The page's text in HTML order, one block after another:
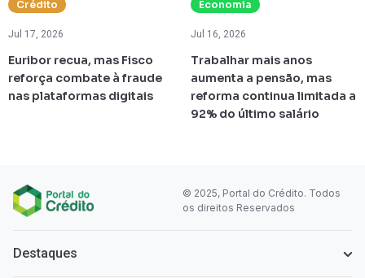
Crédito
Jul 17, 2026
Euribor recua, mas Fisco
reforça combate à fraude
nas plataformas digitais
Economia
Jul 16, 2026
Trabalhar mais anos
aumenta a pensão, mas
reforma continua limitada a
92% do último salário
© 2025, Portal do Crédito. Todos
os direitos Reservados
Destaques